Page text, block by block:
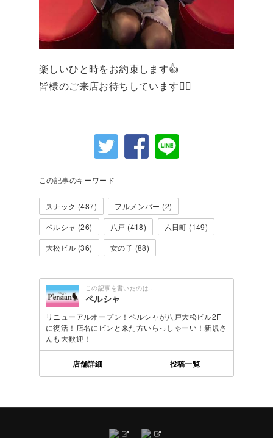
楽しいひと時をお約束します👍
皆様のご来店お待ちしています🙇‍♀️
この記事のキーワード
スナック (487)
フルメンバー (2)
ペルシャ (26)
八戸 (418)
六日町 (149)
大松ビル (36)
女の子 (88)
この記事を書いたのは..
ペルシャ
リニューアルオープン！ペルシャが八戸大松ビル2F
に復活！店名にピンと来た方いらっしゃーい！新規さ
んも大歓迎！
店舗詳細 投稿一覧